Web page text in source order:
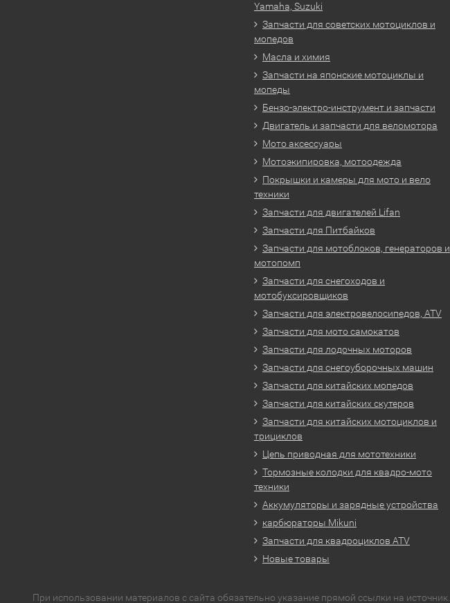
Yamaha, Suzuki
Запчасти для советских мотоциклов и
мопедов
Масла и химия
Запчасти на японские мотоциклы и
мопеды
Бензо-электро-инструмент и запчасти
Двигатель и запчасти для веломотора
Мото аксессуары
Мотоэкипировка, мотоодежда
Покрышки и камеры для мото и вело
техники
Запчасти для двигателей Lifan
Запчасти для Питбайков
Запчасти для мотоблоков, генераторов и
мотопомп
Запчасти для снегоходов и
мотобуксировщиков
Запчасти для электровелосипедов, ATV
Запчасти для мото самокатов
Запчасти для лодочных моторов
Запчасти для снегоуборочных машин
Запчасти для китайских мопедов
Запчасти для китайских скутеров
Запчасти для китайских мотоциклов и
трициклов
Цепь приводная для мототехники
Тормозные колодки для квадро-мото
техники
Аккумуляторы и зарядные устройства
карбюраторы Mikuni
Запчасти для квадроциклов ATV
Новые товары
При использовании материалов с сайта обязательно указание прямой ссылки на источник.